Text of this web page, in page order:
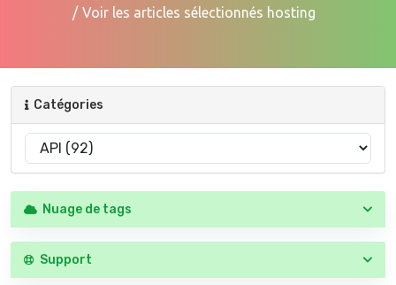
Voir les articles sélectionnés hosting
Catégories
Nuage de tags
Support